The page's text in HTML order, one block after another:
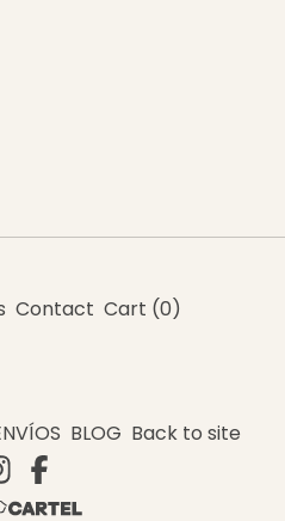
Contact Cart (0)
BLOG Back to site